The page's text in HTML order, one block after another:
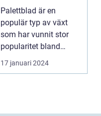
Palettblad är en
populär typ av växt
som har vunnit stor
popularitet bland
trädgårdsälskare.
Denna a...
17 januari 2024